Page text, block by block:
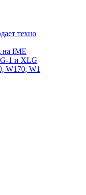
техно
на IME
1 и XLG
W170, W1